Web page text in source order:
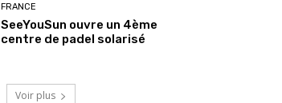
FRANCE
SeeYouSun ouvre un 4ème
centre de padel solarisé
Voir plus